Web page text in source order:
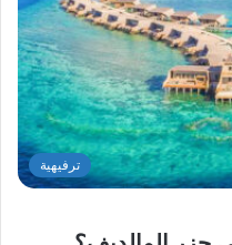
ترفيهية